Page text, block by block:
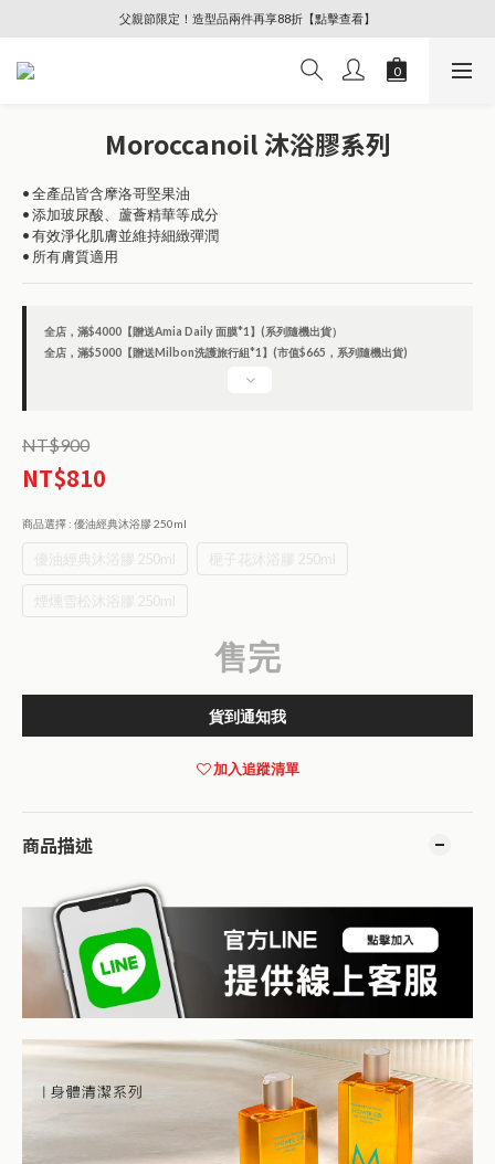
🔥88節專屬奢寵、全館限時優惠【點擊查看】
父親節限定！造型品兩件再享88折【點擊查看】
滿額好禮多重送！贈精美禮物、MILBON旅行洗護組等
Moroccanoil 沐浴膠系列
• 全產品皆含摩洛哥堅果油
• 添加玻尿酸、蘆薈精華等成分
• 有效淨化肌膚並維持細緻彈潤
• 所有膚質適用
全店，滿$4000【贈送Amia Daily 面膜*1】(系列隨機出貨）
全店，滿$5000【贈送Milbon洗護旅行組*1】(市值$665，系列隨機出貨)
NT$900
NT$810
商品選擇 : 優油經典沐浴膠 250ml
優油經典沐浴膠 250ml 梔子花沐浴膠 250ml
煙燻雪松沐浴膠 250ml
售完
貨到通知我
加入追蹤清單
商品描述